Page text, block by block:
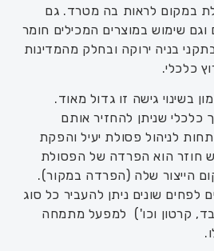
במקום לראות בה מטרד. גם
שימוש במוצרים המכילים חומר
בניה ירוקה ובחלק מהמדינות
כלכלי.
בשינוי גישה זו גדול מאוד.
כלכלי שניתן להחזיר אותם
לניהול פסולת יעיל והפקת
חוזר הוא הפרדה של הפסולת
הייצור שלה (הפרדה במקור).
לפחים שונים ניתן להעביר כל סוג
קרטון וכו') למפעל מתמחה
.